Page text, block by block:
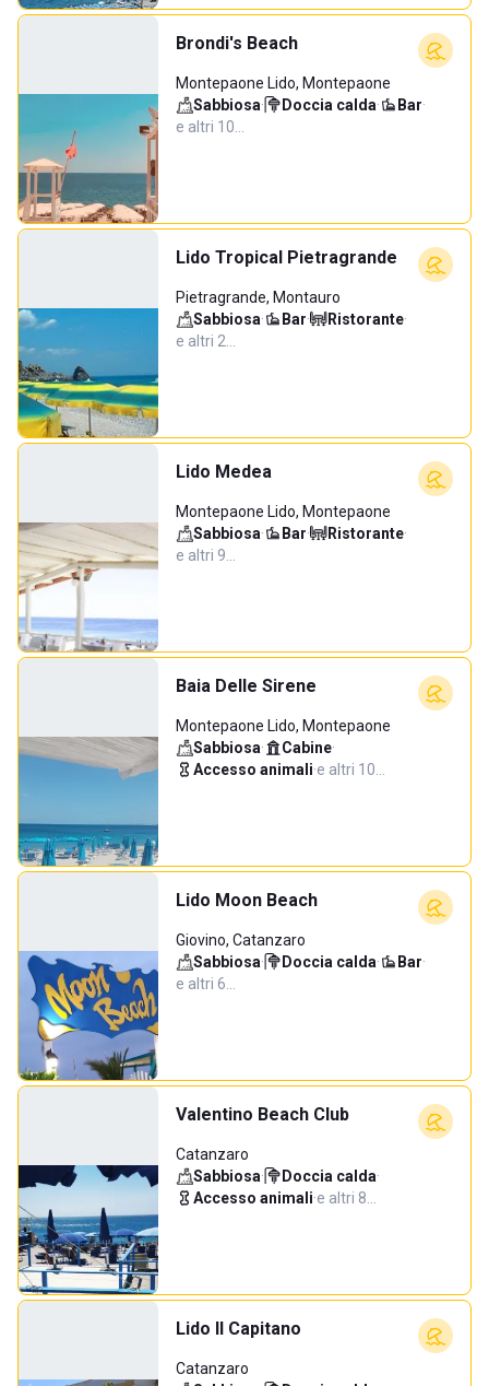
Brondi's Beach
Montepaone Lido, Montepaone
Sabbiosa· Doccia calda· Bar·
e altri 10…
Lido Tropical Pietragrande
Pietragrande, Montauro
Sabbiosa· Bar· Ristorante·
e altri 2…
Lido Medea
Montepaone Lido, Montepaone
Sabbiosa· Bar· Ristorante·
e altri 9…
Baia Delle Sirene
Montepaone Lido, Montepaone
Sabbiosa· Cabine·
Accesso animali·e altri 10…
Lido Moon Beach
Giovino, Catanzaro
Sabbiosa· Doccia calda· Bar·
e altri 6…
Valentino Beach Club
Catanzaro
Sabbiosa· Doccia calda·
Accesso animali·e altri 8…
Lido Il Capitano
Catanzaro